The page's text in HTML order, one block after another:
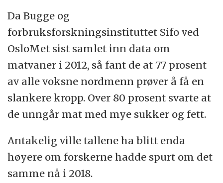
Da Bugge og
forbruksforskningsinstituttet Sifo ved
OsloMet sist samlet inn data om
matvaner i 2012, så fant de at 77 prosent
av alle voksne nordmenn prøver å få en
slankere kropp. Over 80 prosent svarte at
de unngår mat med mye sukker og fett.
Antakelig ville tallene ha blitt enda
høyere om forskerne hadde spurt om det
samme nå i 2018.